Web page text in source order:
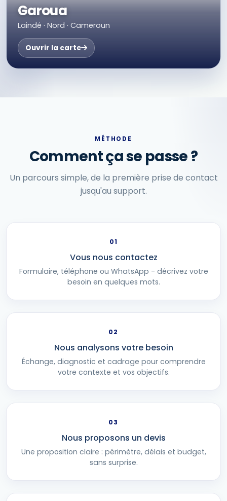
Garoua
Laindé · Nord · Cameroun
Ouvrir la carte
MÉTHODE
Comment ça se passe ?
Un parcours simple, de la première prise de contact
jusqu'au support.
01
Vous nous contactez
Formulaire, téléphone ou WhatsApp - décrivez votre
besoin en quelques mots.
02
Nous analysons votre besoin
Échange, diagnostic et cadrage pour comprendre
votre contexte et vos objectifs.
03
Nous proposons un devis
Une proposition claire : périmètre, délais et budget,
sans surprise.